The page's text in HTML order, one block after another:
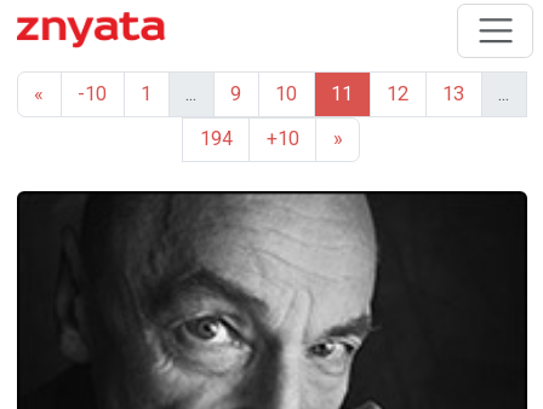
« -10 1 ... 9 10 11 12 13
...
194
+10 »